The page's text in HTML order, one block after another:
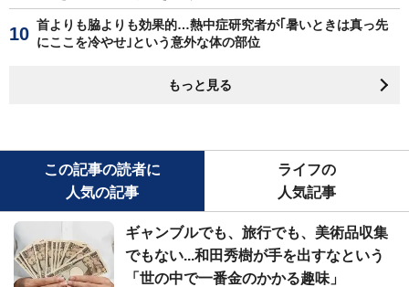
首よりも脇よりも効果的…熱中症研究者が｢暑いときは真っ先
にここを冷やせ｣という意外な体の部位
もっと見る
この記事の読者に
人気の記事
ライフの
人気記事
ギャンブルでも、旅行でも、美術品収集
でもない...和田秀樹が手を出すなという
「世の中で一番金のかかる趣味」